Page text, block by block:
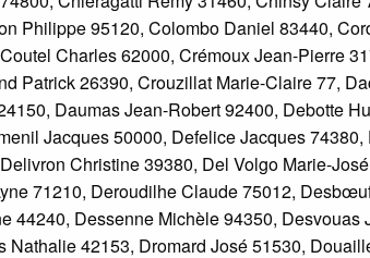
Philippe 95120, Colombo Daniel 83440,
Charles 62000, Crémoux Jean-Pierre
Patrick 26390, Crouzillat Marie-Claire 77,
Daumas Jean-Robert 92400, Debotte
Jacques 50000, Defelice Jacques
Christine 39380, Del Volgo Marie-
71210, Deroudilhe Claude 75012,
44240, Dessenne Michèle 94350,
Nathalie 42153, Dromard José 51530,